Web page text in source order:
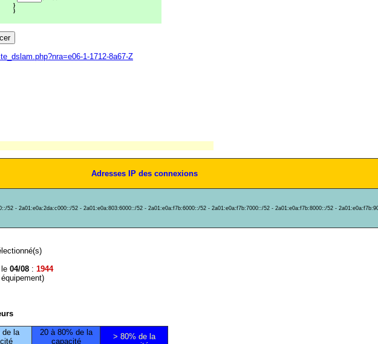
}
}
1-1712-8a67-Z
Adresses IP des connexions
52 - 2a01:e0a:2da:c000::/52 - 2a01:e0a:803:6000::/52 - 2a01:e0a:f7b:6000::/52 - 2a01:e0a:f7b:7000::/52 - 2a01:e0a:f7b:8000::/52 -
04/08 : 1944
de la
20 à 80% de la
capacité
> 80% de la